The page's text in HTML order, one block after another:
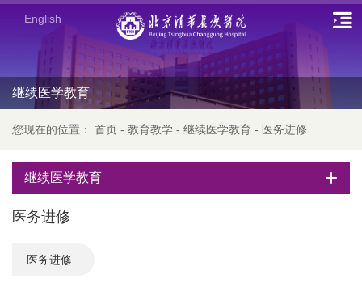
English
继续医学教育
您现在的位置： 首页 - 教育教学 - 继续医学教育 - 医务进修
继续医学教育
医务进修
医务进修